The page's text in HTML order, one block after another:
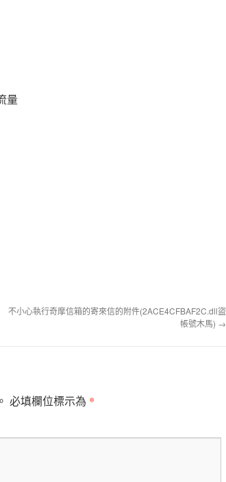
量
不小心執行奇摩信箱的寄來信的附件(2ACE4CFBAF2C.dll盜
帳號木馬) →
必填欄位標示為 *